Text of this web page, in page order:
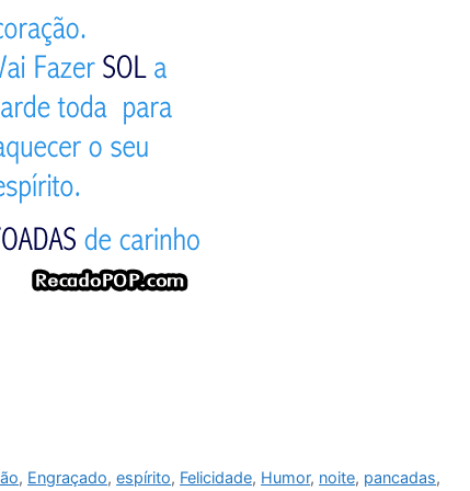
, Engraçado,espírito, Felicidade, Humor, noite, pancadas,